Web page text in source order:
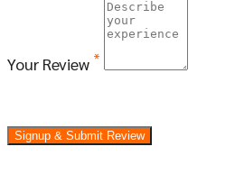
Your Review *
Signup & Submit Review